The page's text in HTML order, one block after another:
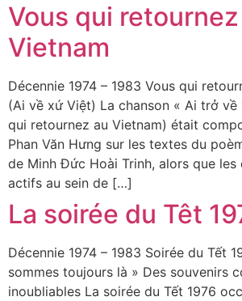
Vous qui
Vietnam
Décennie 1974 – 1983 Vous qui
(Ai về xứ Việt) La chanson « Ai trở về
qui retournez au Vietnam) était
Phan Văn Hưng sur les textes du
de Minh Đức Hoài Trinh, alors que les
actifs au sein de […]
La soirée du Têt
Décennie 1974 – 1983 Soirée du Tết
sommes toujours là » Des souvenirs
inoubliables La soirée du Tết 1976